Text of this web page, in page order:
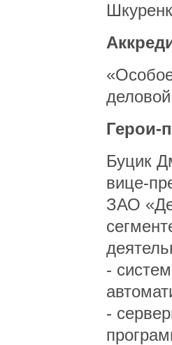
Герои-
Буцик
вице-
ЗАО
-
-